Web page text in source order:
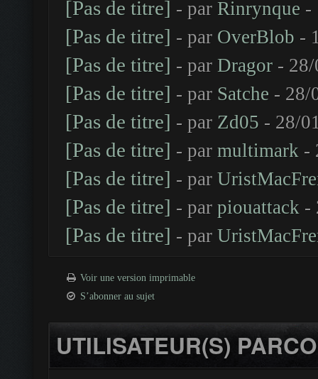
[Pas de titre] - par Rinrynque -
[Pas de titre] - par OverBlob -
[Pas de titre] - par Dragor -
[Pas de titre] - par Satche - 28/
[Pas de titre] - par Zd05 - 28/
[Pas de titre] - par multimark -
[Pas de titre] - par
[Pas de titre] - par piouattack -
[Pas de titre] - par
Voir une version imprimable
S’abonner au sujet
UTILISATEUR(S)